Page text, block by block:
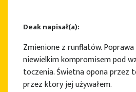
Deak napisał(a):
Zmienione z runflatów.
niewielkim kompromisem pod
toczenia. Świetna opona przez
przez ktory jej używałem.